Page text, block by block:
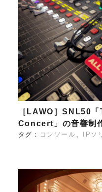
［LAWO］SNL50
Concert」の音響制
タグ： コンソール IPソ